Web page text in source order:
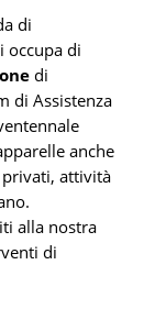
di
occupa di
di
di Assistenza
anche
attività
alla nostra
di